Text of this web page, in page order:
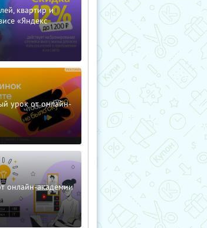
квартир и
«Яндекс
урок от онлайн-
онлайн-академии